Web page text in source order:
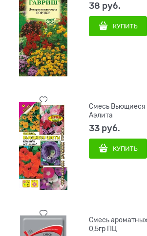
38 руб.
КУПИТЬ
Смесь Вьющиеся
Аэлита
33 руб.
КУПИТЬ
Смесь
0,5гр ПЦ